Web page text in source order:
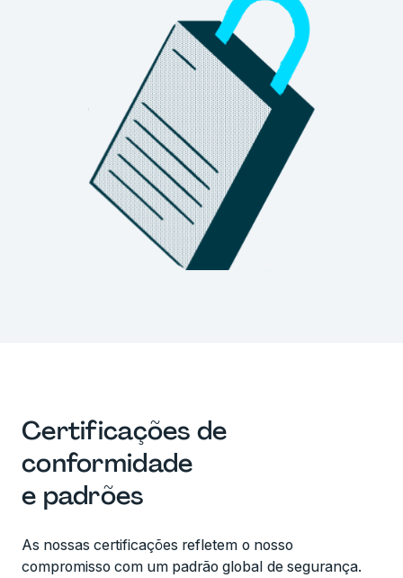
Certificações de
conformidade
e padrões
As nossas certificações refletem o nosso
compromisso com um padrão global de segurança.